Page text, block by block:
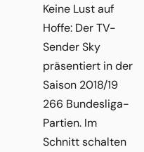
Keine Lust auf
Hoffe: Der TV-
Sender Sky
präsentiert in der
Saison 2018/19
266 Bundesliga-
Partien. Im
Schnitt schalten